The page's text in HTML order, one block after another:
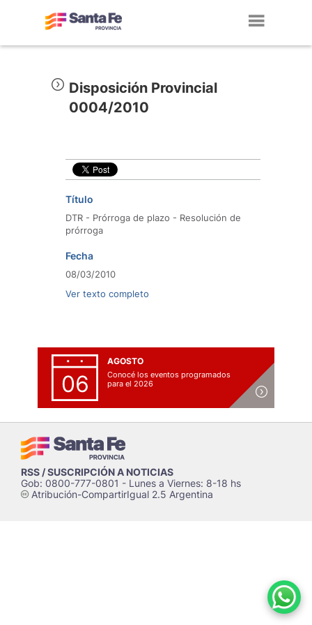
Disposición Provincial
0004/2010
Título
DTR - Prórroga de plazo - Resolución de
prórroga
Fecha
08/03/2010
Ver texto completo
06
AGOSTO
Conocé los eventos programados
para el 2026
RSS / SUSCRIPCIÓN A NOTICIAS
Gob: 0800-777-0801 - Lunes a Viernes: 8-18 hs
cAtribución-CompartirIgual 2.5 Argentina